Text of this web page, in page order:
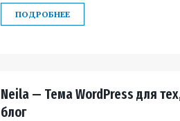
ПОДРОБНЕЕ
Neila — Тема WordPress для
блог